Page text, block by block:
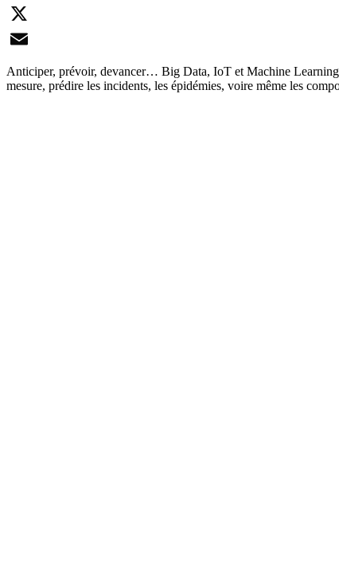
LinkedIn
X
Email
Anticiper, prévoir, devancer… Big Data, IoT et Machine Learning
mesure, prédire les incidents, les épidémies, voire même les